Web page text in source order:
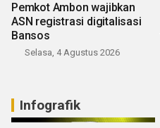
Pemkot Ambon wajibkan
ASN registrasi digitalisasi
Bansos
Selasa, 4 Agustus 2026
Infografik